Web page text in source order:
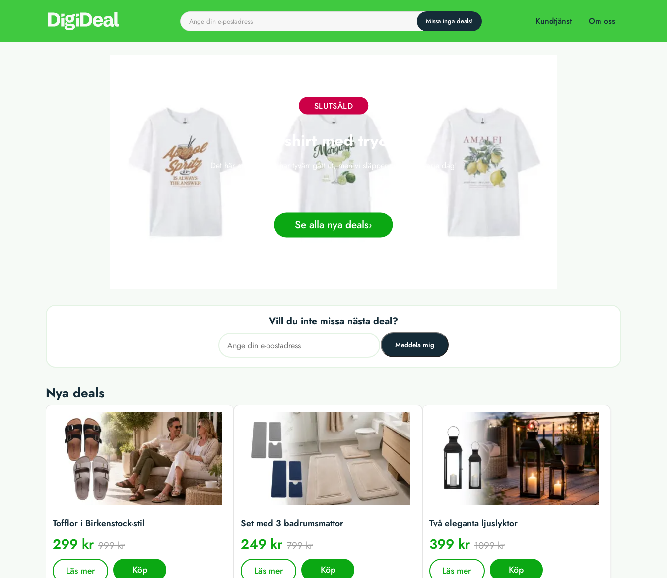
Till startsidan Kundtjänst Om oss
SLUTSÅLD
T-shirt med tryck
Det här erbjudandet har tyvärr gått ut, men vi släpper nya deals varje dag!
Se alla nya deals
Vill du inte missa nästa deal?
Meddela mig
Nya deals
Tofflor i Birkenstock-stil
299 kr 999 kr
Läs mer Köp
Set med 3 badrumsmattor
249 kr799 kr
Läs mer Köp
Två eleganta ljuslyktor
399 kr1099 kr
Läs mer Köp